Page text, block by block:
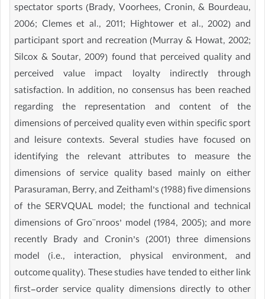
spectator sports (Brady, Voorhees, Cronin, & Bourdeau,
2006; Clemes et al., 2011; Hightower et al., 2002) and
participant sport and recreation (Murray & Howat, 2002;
Silcox & Soutar, 2009) found that perceived quality and
perceived value impact loyalty indirectly through
satisfaction. In addition, no consensus has been reached
regarding the representation and content of the
dimensions of perceived quality even within specific sport
and leisure contexts. Several studies have focused on
identifying the relevant attributes to measure the
dimensions of service quality based mainly on either
Parasuraman, Berry, and Zeithaml’s (1988) five dimensions
of the SERVQUAL model; the functional and technical
dimensions of Gro¨nroos’ model (1984, 2005); and more
recently Brady and Cronin’s (2001) three dimensions
model (i.e., interaction, physical environment, and
outcome quality). These studies have tended to either link
first-order service quality dimensions directly to other